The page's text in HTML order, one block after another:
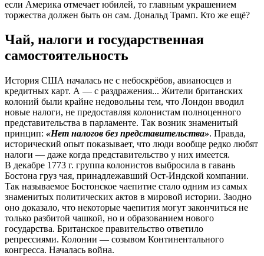
если Америка отмечает юбилей, то главным украшением
торжества должен быть он сам. Дональд Трамп. Кто же ещё?
Чай, налоги и государственная
самостоятельность
История США началась не с небоскрёбов, авианосцев и
кредитных карт. А — с раздражения... Жители британских
колоний были крайне недовольны тем, что Лондон вводил
новые налоги, не предоставляя колонистам полноценного
представительства в парламенте. Так возник знаменитый
принцип: «Нет налогов без представительства». Правда,
исторический опыт показывает, что люди вообще редко любят
налоги — даже когда представительство у них имеется.
В декабре 1773 г. группа колонистов выбросила в гавань
Бостона груз чая, принадлежавший Ост-Индской компании.
Так называемое Бостонское чаепитие стало одним из самых
знаменитых политических актов в мировой истории. Заодно
оно доказало, что некоторые чаепития могут закончиться не
только разбитой чашкой, но и образованием нового
государства. Британское правительство ответило
репрессиями. Колонии — созывом Континентального
конгресса. Началась война.